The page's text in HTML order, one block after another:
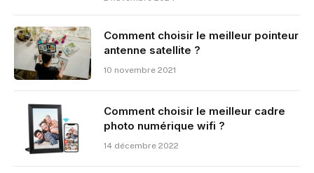
Comment choisir le meilleur pointeur
antenne satellite ?
10 novembre 2021
Comment choisir le meilleur cadre
photo numérique wifi ?
14 décembre 2022